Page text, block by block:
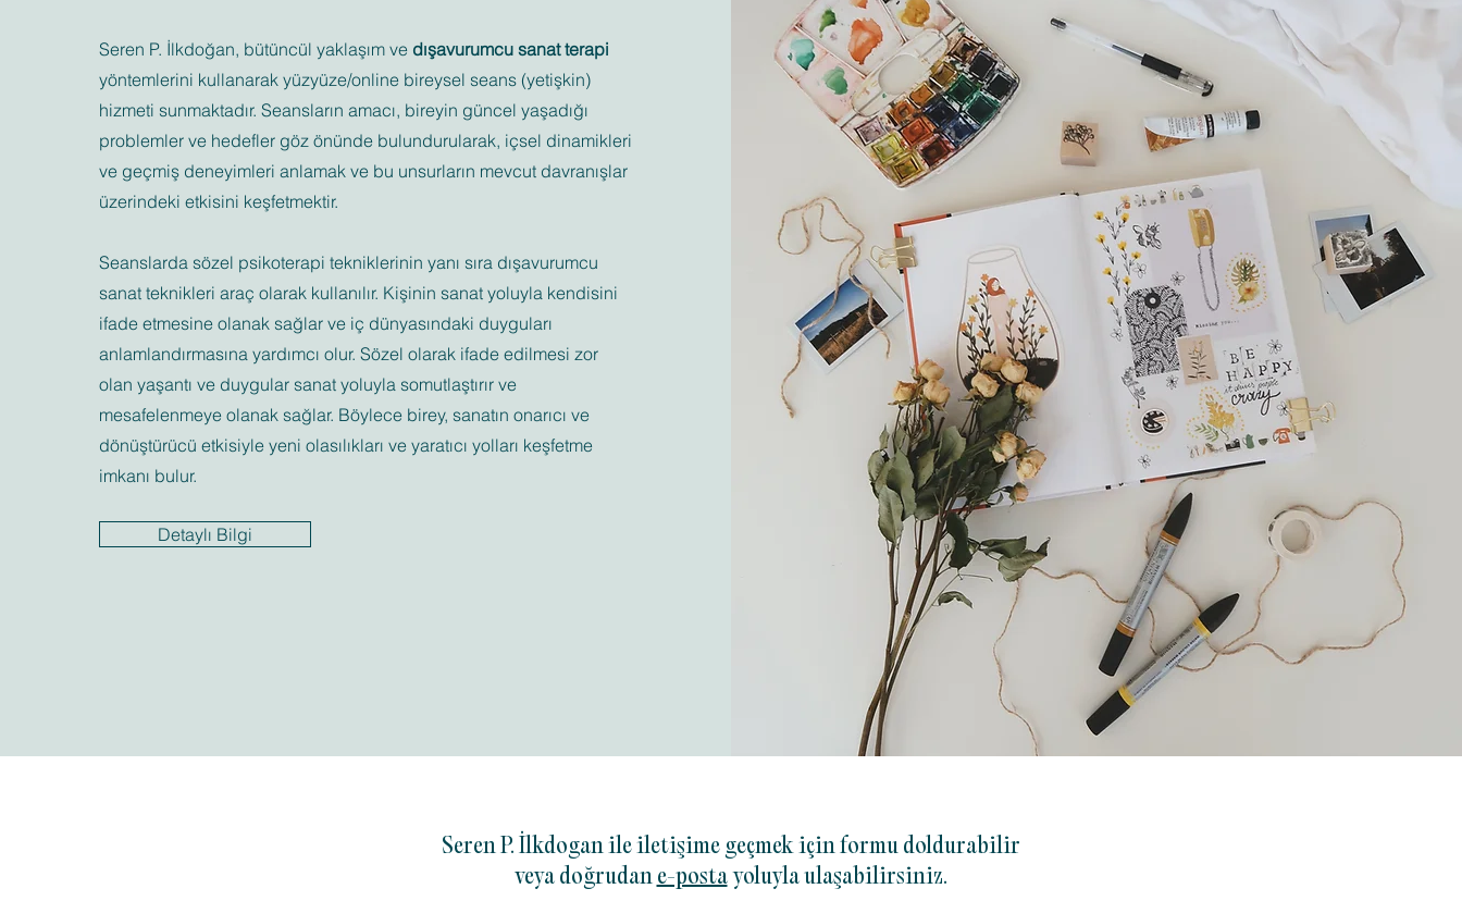
Seren P. İlkdoğan, bütüncül yaklaşım ve dışavurumcu sanat terapi
yöntemlerini kullanarak yüzyüze/online bireysel seans (yetişkin)
hizmeti sunmaktadır. Seansların amacı, bireyin güncel yaşadığı
problemler ve hedefler göz önünde bulundurularak, içsel dinamikleri
ve geçmiş deneyimleri anlamak ve bu unsurların mevcut davranışlar
üzerindeki etkisini keşfetmektir.
Seanslarda sözel psikoterapi tekniklerinin yanı sıra dışavurumcu
sanat teknikleri araç olarak kullanılır. Kişinin sanat yoluyla kendisini
ifade etmesine olanak sağlar ve iç dünyasındaki duyguları
anlamlandırmasına yardımcı olur. Sözel olarak ifade edilmesi zor
olan yaşantı ve duygular sanat yoluyla somutlaştırır ve
mesafelenmeye olanak sağlar. Böylece birey, sanatın onarıcı ve
dönüştürücü etkisiyle yeni olasılıkları ve yaratıcı yolları keşfetme
imkanı bulur.
Detaylı Bilgi
Seren P. İlkdogan ile iletişime geçmek için formu doldurabilir
veya doğrudan e-postayoluyla ulaşabilirsiniz.